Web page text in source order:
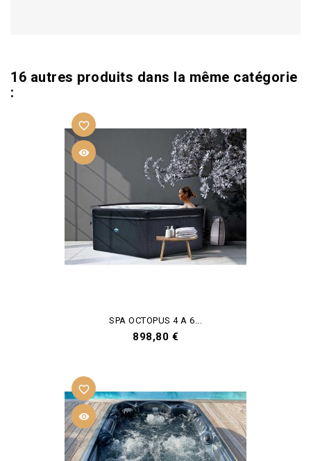
16 autres produits dans la même catégorie
:

favorite_border
SPA OCTOPUS 4 A 6...
Prix
898,80 €

favorite_border